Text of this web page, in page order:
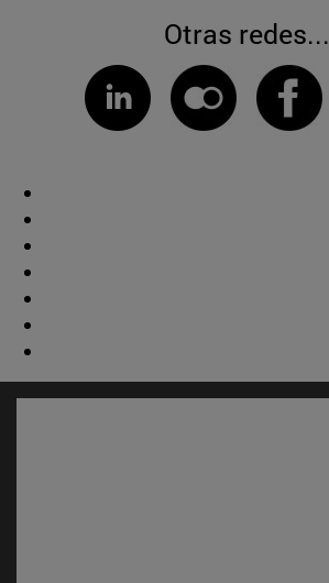
Otras redes...